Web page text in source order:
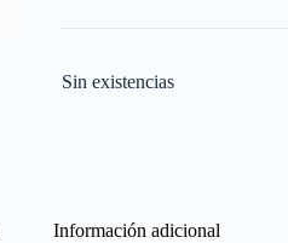
Sin existencias
Información adicional